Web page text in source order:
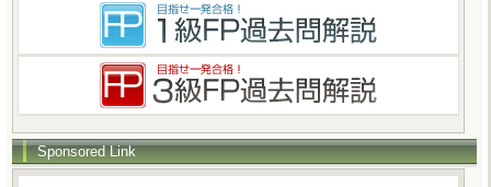
Sponsored Link